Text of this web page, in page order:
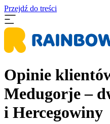
Przejdź do treści
Opinie
Medugorje –
i Hercegowiny